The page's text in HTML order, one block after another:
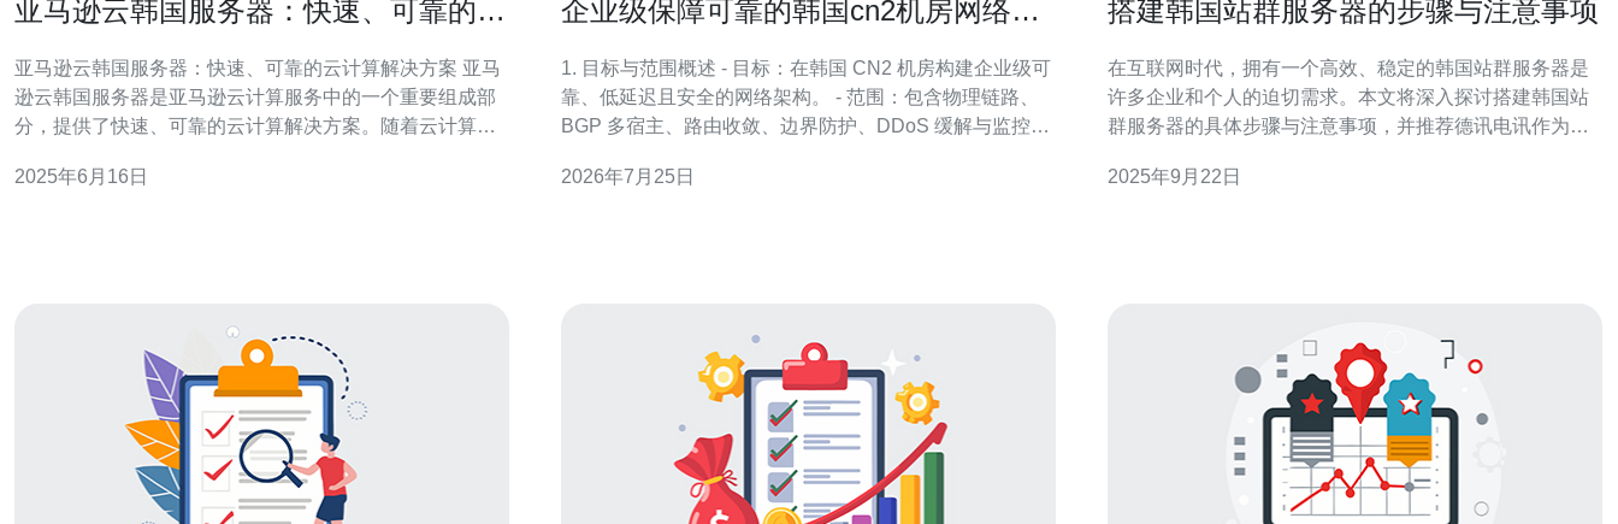
亚马逊云韩国服务器：快速、可靠的云
亚马逊云韩国服务器：快速、可靠的云计算解决方案 亚马
逊云韩国服务器是亚马逊云计算服务中的一个重要组成部
分，提供了快速、可靠的云计算解决方案。随着云计算技
端，以提高效率、降低成本，并获得更好的灵活性和可扩
2025年6月16日
企业级保障可靠的韩国cn2机房网络拓
1. 目标与范围概述 - 目标：在韩国 CN2 机房构建企业级可
靠、低延迟且安全的网络架构。 - 范围：包含物理链路、
BGP 多宿主、路由收敛、边界防护、DDoS 缓解与监控运
全防护流程。 2. 前期准备与供应商选择 - 步骤1：确认业务
2026年7月25日
搭建韩国站群服务器的步骤与注意事项
在互联网时代，拥有一个高效、稳定的韩国站群服务器是
许多企业和个人的迫切需求。本文将深入探讨搭建韩国站
群服务器的具体步骤与注意事项，并推荐德讯电讯作为值
何选择合适的VPS、主机和域名，以及如何配置网络技术
2025年9月22日